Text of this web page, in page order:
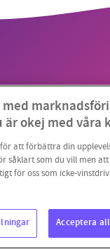
© Supermiljöbloggen
har vår ideella
vill hjälpa oss.
genom att swisha
1231368703
Läs vad vi vill göra
okej med våra
att förbättra din
såklart som du vill men
för oss som icke-
Acceptera